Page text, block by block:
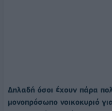
Δηλαδή όσοι έχουν πάρα
μονοπρόσωπο νοικοκυριό